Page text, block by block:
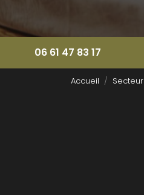
06 61 47 83 17
Accueil Secteur